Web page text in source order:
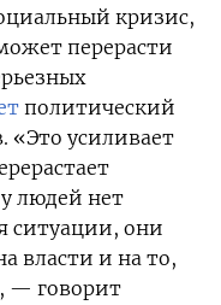
кризис,
перерасти
политический
«Это усиливает
людей нет
ситуации, они
власти и на то,
— говорит